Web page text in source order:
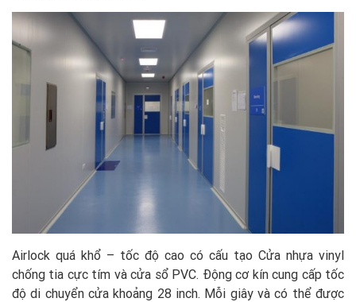
Airlock quá khổ – tốc độ cao có cấu tạo Cửa nhựa vinyl
chống tia cực tím và cửa sổ PVC. Động cơ kín cung cấp tốc
độ di chuyển cửa khoảng 28 inch. Mỗi giây và có thể được